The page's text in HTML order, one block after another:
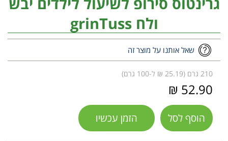
ולח grinTuss
שאל אותנו על מוצר זה
210 גרם (25.19 ₪ ל-100 גרם)
52.90 ₪
הוסף לסל הזמן עכשיו